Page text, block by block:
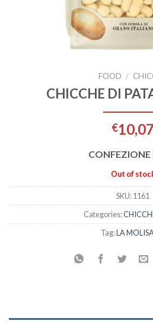
FOOD /
CHICCHE DI
€10,07
CONFEZIONE
Out of
SKU:1161
Categories:
Tag:LA